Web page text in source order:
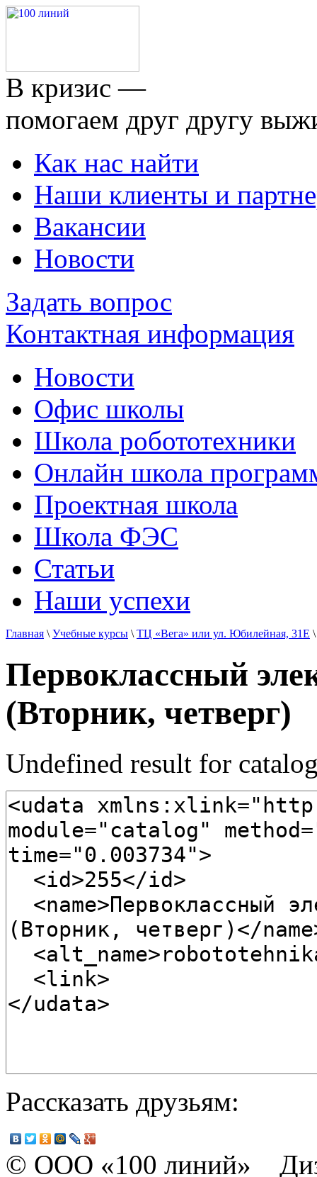
В кризис —
помогаем друг другу
Как нас найти
Наши клиенты и
Вакансии
Новости
Задать вопрос
Контактная информация
Новости
Офис школы
Школа робототехники
Онлайн школа
Проектная школа
Школа ФЭС
Статьи
Наши успехи
Главная \ Учебные курсы \ ТЦ «Вега» или ул. Юбилейная, 31Е
Первоклассный
(Вторник, четверг)
Undefined result for
Рассказать друзьям:
© ООО «100 линий»